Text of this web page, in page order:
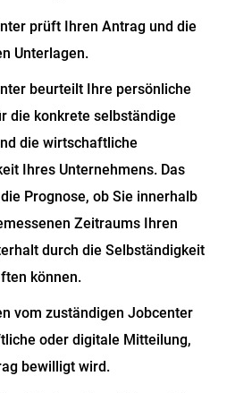
prüft Ihren Antrag und die
Unterlagen.
beurteilt Ihre persönliche
die konkrete selbständige
die wirtschaftliche
Ihres Unternehmens. Das
Prognose, ob Sie innerhalb
Zeitraums Ihren
durch die Selbständigkeit
können.
vom zuständigen Jobcenter
oder digitale Mitteilung,
bewilligt wird.